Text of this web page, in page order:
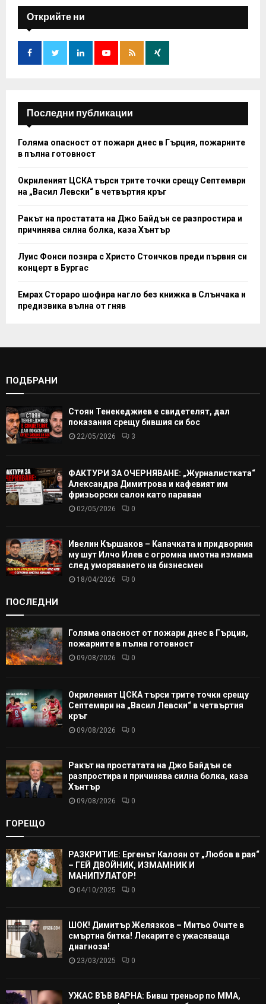
f
o
:
E
A
H
Открийте ни
Последни публикации
Голяма опасност от пожари днес в Гърция, пожарните
в пълна готовност
Окриленият ЦСКА търси трите точки срещу Септември
на „Васил Левски“ в четвъртия кръг
Ракът на простатата на Джо Байдън се разпростира и
причинява силна болка, каза Хънтър
Луис Фонси позира с Христо Стоичков преди първия си
концерт в Бургас
Емрах Стораро шофира нагло без книжка в Слънчака и
предизвика вълна от гняв
ПОДБРАНИ
Стоян Тенекеджиев е свидетелят, дал
показания срещу бившия си бос
22/05/2026 3
ФАКТУРИ ЗА ОЧЕРНЯВАНЕ: „Журналистката“
Александра Димитрова и кафевият им
фризьорски салон като параван
02/05/2026 0
Ивелин Кършаков – Капачката и придворния
му шут Илчо Илев с огромна имотна измама
след уморяването на бизнесмен
18/04/2026 0
ПОСЛЕДНИ
Голяма опасност от пожари днес в Гърция,
пожарните в пълна готовност
09/08/2026 0
Окриленият ЦСКА търси трите точки срещу
Септември на „Васил Левски“ в четвъртия
кръг
09/08/2026 0
Ракът на простатата на Джо Байдън се
разпростира и причинява силна болка, каза
Хънтър
09/08/2026 0
ГОРЕЩО
РАЗКРИТИЕ: Ергенът Калоян от „Любов в рая“
– ГЕЙ ДВОЙНИК, ИЗМАМНИК И
МАНИПУЛАТОР!
04/10/2025 0
ШОК! Димитър Желязков – Митьо Очите в
смъртна битка! Лекарите с ужасяваща
диагноза!
23/03/2025 0
УЖАС ВЪВ ВАРНА: Бивш треньор по ММА,